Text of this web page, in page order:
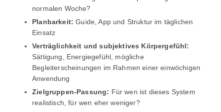
normalen Woche?
Planbarkeit: Guide, App und Struktur im täglichen
Einsatz
Verträglichkeit und subjektives Körpergefühl:
Sättigung, Energiegefühl, mögliche
Begleiterscheinungen im Rahmen einer einwöchigen
Anwendung
Zielgruppen-Passung: Für wen ist dieses System
realistisch, für wen eher weniger?